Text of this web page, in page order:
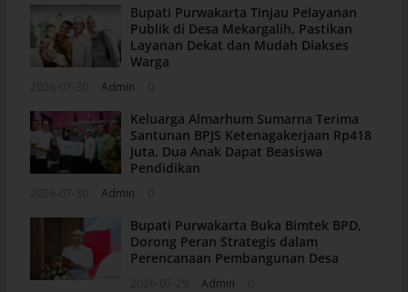
Bupati Purwakarta Tinjau Pelayanan
Publik di Desa Mekargalih, Pastikan
Layanan Dekat dan Mudah Diakses
Warga
Admin
Keluarga Almarhum Sumarna Terima
Santunan BPJS Ketenagakerjaan Rp418
Juta, Dua Anak Dapat Beasiswa
Pendidikan
Admin
Bupati Purwakarta Buka Bimtek BPD,
Dorong Peran Strategis dalam
Perencanaan Pembangunan Desa
Admin